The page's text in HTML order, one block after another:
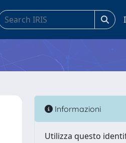
Informazioni
Utilizza questo